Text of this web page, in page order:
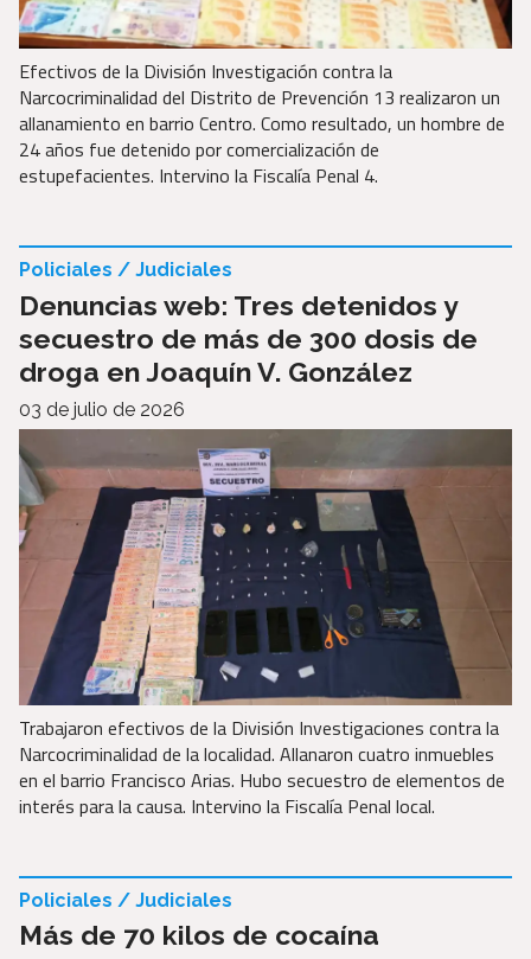
Efectivos de la División Investigación contra la
Narcocriminalidad del Distrito de Prevención 13 realizaron un
allanamiento en barrio Centro. Como resultado, un hombre de
24 años fue detenido por comercialización de
estupefacientes. Intervino la Fiscalía Penal 4.
Denuncias web: Tres detenidos y
secuestro de más de 300 dosis de
droga en Joaquín V. González
Policiales / Judiciales
03 de julio de 2026
Trabajaron efectivos de la División Investigaciones contra la
Narcocriminalidad de la localidad. Allanaron cuatro inmuebles
en el barrio Francisco Arias. Hubo secuestro de elementos de
interés para la causa. Intervino la Fiscalía Penal local.
Más de 70 kilos de cocaína
Policiales / Judiciales